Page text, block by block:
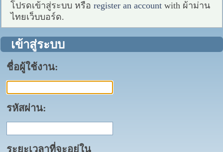
โปรดเข้าสู่ระบบ หรือ register an account with ผ้าม่าน
ไทยเว็บบอร์ด.
เข้าสู่ระบบ
ชื่อผู้ใช้งาน:
รหัสผ่าน:
ระยะเวลาที่จะอยู่ใน